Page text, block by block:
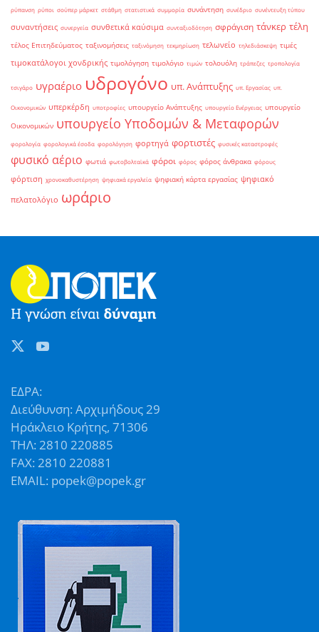
ρύπανση ρύποι σούπερ μάρκετ στάθμη στατιστικά συμμορία συνάντηση συνέδριο συνέντευξη τύπου
συναντήσεις συνεργεία συνθετικά καύσιμα συνταξιοδότηση σφράγιση τάνκερ τέλη
τέλος Επιτηδεύματος ταξινομήσεις ταξινόμηση τεκμηρίωση τελωνείο τηλεδιάσκεψη τιμές
τιμοκατάλογοι χονδρικής τιμολόγηση τιμολόγιο τιμών τολουόλη τράπεζες τροπολογία
τσιγάρο υγραέριο υδρογόνο υπ. Ανάπτυξης υπ. Εργασίας υπ.
Οικονομικών υπερκέρδη υποτροφίες υπουργείο Ανάπτυξης υπουργείο Ενέργειας υπουργείο
Οικονομικών υπουργείο Υποδομών & Μεταφορών
φορολογία φορολογικά έσοδα φορολόγηση φορτηγά φορτιστές φυσικές καταστροφές
φυσικό αέριο φωτιά φωτοβολταϊκά φόροι φόρος φόρος άνθρακα φόρους
φόρτιση χρονοκαθυστέρηση ψηφιακά εργαλεία ψηφιακή κάρτα εργασίας ψηφιακό
πελατολόγιο ωράριο
ΕΔΡΑ:
Διεύθυνση: Αρχιμήδους 29
Ηράκλειο Κρήτης, 71306
ΤΗΛ: 2810 220885
FAX: 2810 220881
EMAIL: popek@popek.gr